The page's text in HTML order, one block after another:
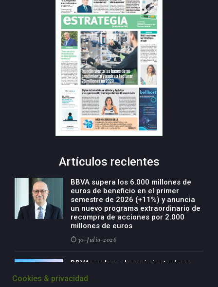
Artículos recientes
BBVA supera los 6.000 millones de
euros de beneficio en el primer
semestre de 2026 (+11%) y anuncia
un nuevo programa extraordinario de
recompra de acciones por 2.000
millones de euros
30-Julio-2026
BBVA acelera el crecimiento de su
de especialización presente en siete
Cookies & privacidad